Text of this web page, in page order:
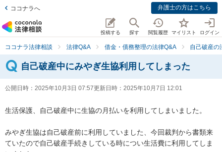
ココナラへ 弁護士の方はこちら
投稿する 探す 閲覧履歴 マイリスト ログイン
ココナラ法律相談 法律Q&A 借金・債務整理の法律Q&A 自己破産の
自己破産中にみやぎ生協利用してしまった
公開日時： 2025年10月3日 07:57更新日時： 2025年10月7日 12:01
生活保護、自己破産中に生協の月払いを利用してしまいました。
みやぎ生協は自己破産前に利用していました、今回裁判から書類来
ていたので自己破産手続きしている時につい生活費に利用してしま